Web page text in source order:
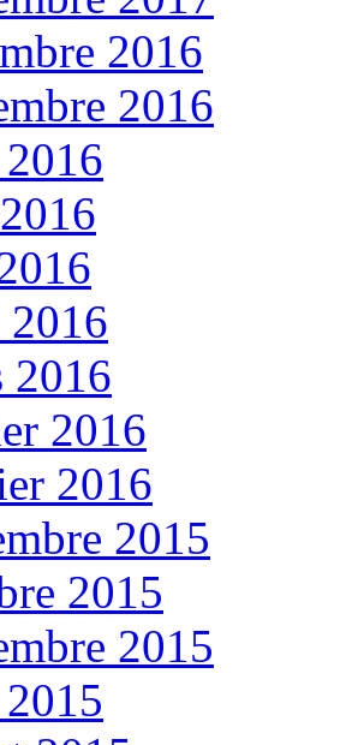
2016
2016
2016
2016
2016
2015
2015
2015